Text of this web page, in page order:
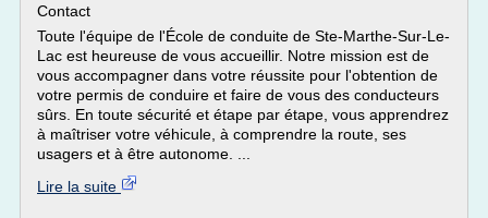
Contact
Toute l'équipe de l'École de conduite de Ste-Marthe-Sur-Le-
Lac est heureuse de vous accueillir. Notre mission est de
vous accompagner dans votre réussite pour l'obtention de
votre permis de conduire et faire de vous des conducteurs
sûrs. En toute sécurité et étape par étape, vous apprendrez
à maîtriser votre véhicule, à comprendre la route, ses
usagers et à être autonome. ...
Lire la suite